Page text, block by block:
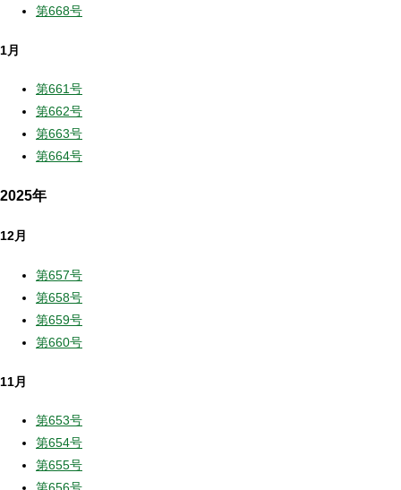
第668号
1月
第661号
第662号
第663号
第664号
2025年
12月
第657号
第658号
第659号
第660号
11月
第653号
第654号
第655号